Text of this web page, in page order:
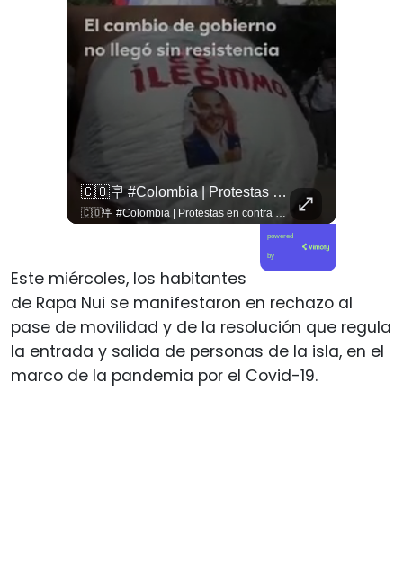
🇨🇴🪧 #Colombia | Protestas En Contra De La Toma De Posesión De Abelardo Son Lideradas Por Iván Cepeda
🇨🇴🪧 #Colombia | Protestas en contra de la toma de posesión de Abelardo son lideradas por Iván Cepeda
powered
by
Este miércoles, los habitantes
de Rapa Nui se manifestaron en rechazo al
pase de movilidad y de la resolución que regula
la entrada y salida de personas de la isla, en el
marco de la pandemia por el Covid-19.